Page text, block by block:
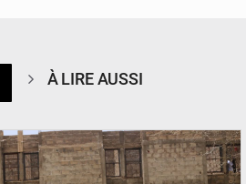
À LIRE AUSSI